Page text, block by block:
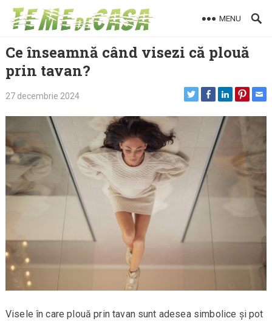
Skip
MENU
Ce înseamnă când visezi că plouă
prin tavan?
27 decembrie 2024
Visele în care plouă prin tavan sunt adesea simbolice și pot